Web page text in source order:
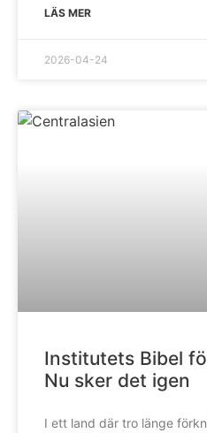
LÄS MER
2026-04-24
Institutets Bibel
Nu sker det igen
I ett land där tro länge